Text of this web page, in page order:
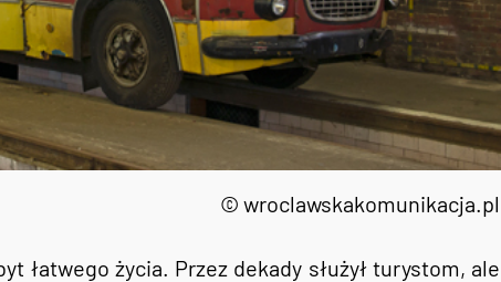
© wroclawskakomunikacja.pl
łatwego życia. Przez dekady służył turystom, ale